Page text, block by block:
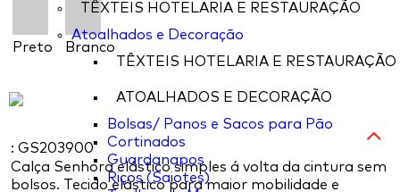
TÊXTEIS HOTELARIA E RESTAURAÇÃO
Atoalhados e Decoração
TÊXTEIS HOTELARIA E RESTAURAÇÃO
ATOALHADOS E DECORAÇÃO
Bolsas/ Panos e Sacos para Pão
Cortinados
Guardanapos
Riços (Saiotes)
Preto Branco
: GS203900
Calça Senhora elástico simples á volta da cintura sem
bolsos. Tecido elástico para maior mobilidade e